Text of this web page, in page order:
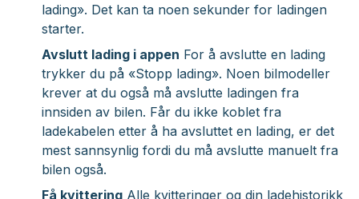
lading». Det kan ta noen sekunder for ladingen
starter.
Avslutt lading i appen For å avslutte en lading
trykker du på «Stopp lading». Noen bilmodeller
krever at du også må avslutte ladingen fra
innsiden av bilen. Får du ikke koblet fra
ladekabelen etter å ha avsluttet en lading, er det
mest sannsynlig fordi du må avslutte manuelt fra
bilen også.
Få kvittering Alle kvitteringer og din ladehistorikk